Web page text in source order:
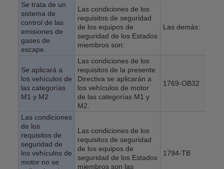
Se trata de un
sistema de
control de las
emisiones de
gases de
escape.
Las condiciones de los
requisitos de seguridad
de los equipos de
seguridad de los Estados
miembros son:
Las demás:
Se aplicará a
los vehículos de
las categorías
M1 y M2
Las condiciones de los
requisitos de la presente
Directiva se aplicarán a
los vehículos de motor
de las categorías M1 y
M2.
1769-OB32
Las condiciones
de los
requisitos de
seguridad de
los vehículos de
motor no se
Las condiciones de los
requisitos de seguridad
de los equipos de
seguridad de los Estados
miembros son las
1794-TB